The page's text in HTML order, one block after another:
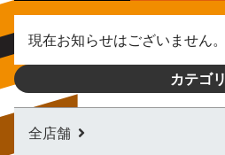
現在お知らせはございません。
カテゴリ
全店舗